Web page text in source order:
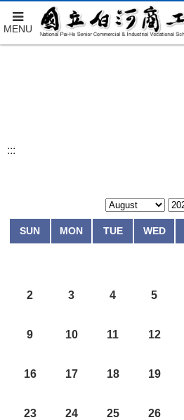
跳
MENU
:::
SUN MON TUE WED
2 3 4 5
9 10 11 12
16 17 18 19
23 24 25 26